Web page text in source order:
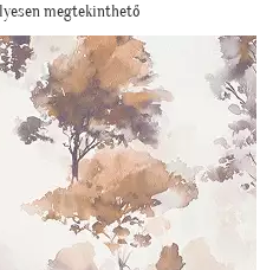
megtekinthető